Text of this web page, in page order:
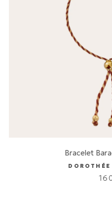
Bracelet
DOROTHÉE